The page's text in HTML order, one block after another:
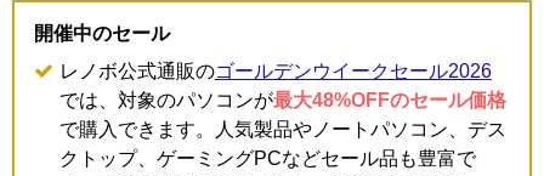
開催中のセール
レノボ公式通販のゴールデンウイークセール2026
では、対象のパソコンが最大48%OFFのセール価格
で購入できます。人気製品やノートパソコン、デス
クトップ、ゲーミングPCなどセール品も豊富で